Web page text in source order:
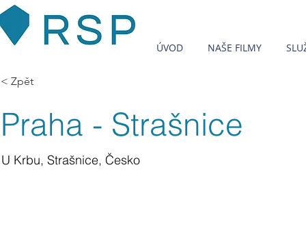
ÚVOD NAŠE FILMY
< Zpět
Praha - Strašnice
U Krbu, Strašnice, Česko